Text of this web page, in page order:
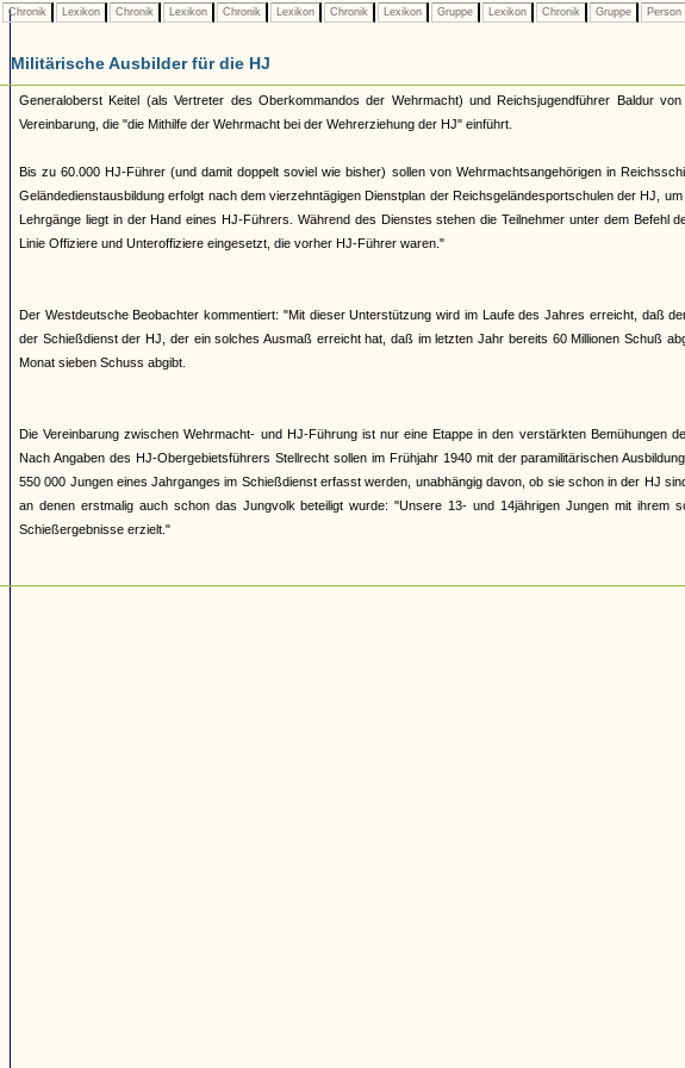
Chronik Lexikon Chronik Lexikon Chronik Lexikon Chronik Lexikon Gruppe Lexikon Chronik Gruppe Person
Militärische Ausbilder für die HJ
Generaloberst Keitel (als Vertreter des Oberkommandos der Wehrmacht) und Reichsjugendführer Baldur
Vereinbarung, die "die Mithilfe der Wehrmacht bei der Wehrerziehung der HJ" einführt.
Bis zu 60.000 HJ-Führer (und damit doppelt soviel wie bisher) sollen von Wehrmachtsangehörigen in
Geländedienstausbildung erfolgt nach dem vierzehntägigen Dienstplan der Reichsgeländesportschulen der HJ,
Lehrgänge liegt in der Hand eines HJ-Führers. Während des Dienstes stehen die Teilnehmer unter dem Befehl
Linie Offiziere und Unteroffiziere eingesetzt, die vorher HJ-Führer waren."
Der Westdeutsche Beobachter kommentiert: "Mit dieser Unterstützung wird im Laufe des Jahres erreicht, daß
der Schießdienst der HJ, der ein solches Ausmaß erreicht hat, daß im letzten Jahr bereits 60 Millionen Schuß
Monat sieben Schuss abgibt.
Die Vereinbarung zwischen Wehrmacht- und HJ-Führung ist nur eine Etappe in den verstärkten Bemühungen
Nach Angaben des HJ-Obergebietsführers Stellrecht sollen im Frühjahr 1940 mit der paramilitärischen
550 000 Jungen eines Jahrganges im Schießdienst erfasst werden, unabhängig davon, ob sie schon in der HJ
an denen erstmalig auch schon das Jungvolk beteiligt wurde: "Unsere 13- und 14jährigen Jungen mit ihrem
Schießergebnisse erzielt."